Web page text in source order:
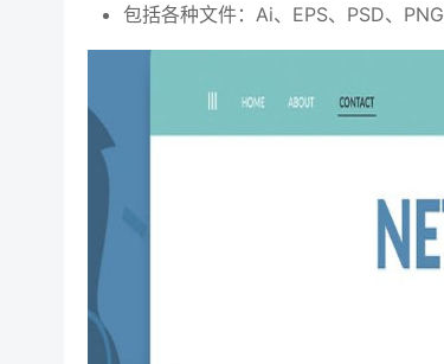
包括各种文件：Ai、EPS、PSD、PNG